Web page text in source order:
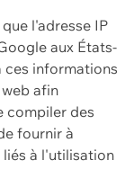
l'adresse IP
aux États-
ces informations
afin
compiler des
fournir à
à l'utilisation